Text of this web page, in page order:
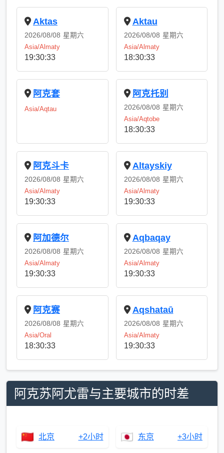
Aktas
2026/08/08 星期六
Asia/Almaty
19:30:33
Aktau
2026/08/08 星期六
Asia/Almaty
18:30:33
阿克套
Asia/Aqtau
阿克托别
2026/08/08 星期六
Asia/Aqtobe
18:30:33
阿克斗卡
2026/08/08 星期六
Asia/Almaty
19:30:33
Altayskiy
2026/08/08 星期六
Asia/Almaty
19:30:33
阿加德尔
2026/08/08 星期六
Asia/Almaty
19:30:33
Aqbaqay
2026/08/08 星期六
Asia/Almaty
19:30:33
阿克赛
2026/08/08 星期六
Asia/Oral
18:30:33
Aqshataū
2026/08/08 星期六
Asia/Almaty
19:30:33
阿克苏阿尤雷与主要城市的时差
北京 +2小时 东京 +3小时